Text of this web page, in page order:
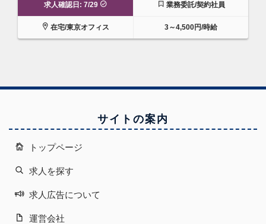
求人確認日: 7/29 業務委託/契約社員
在宅/東京オフィス 3～4,500円/時給
サイトの案内
トップページ
求人を探す
求人広告について
運営会社